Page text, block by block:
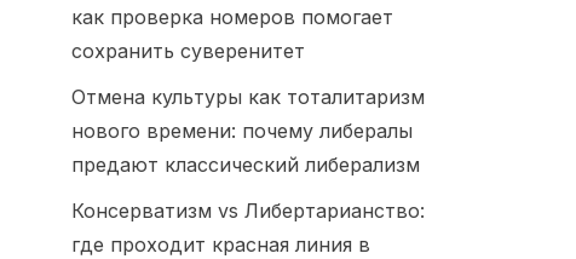
как проверка номеров помогает
сохранить суверенитет
Отмена культуры как тоталитаризм
нового времени: почему либералы
предают классический либерализм
Консерватизм vs Либертарианство:
где проходит красная линия в